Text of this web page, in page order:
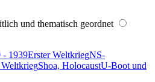
und thematisch geordnet
- 1939Erster WeltkriegNS-
Shoa, HolocaustU-Boot und